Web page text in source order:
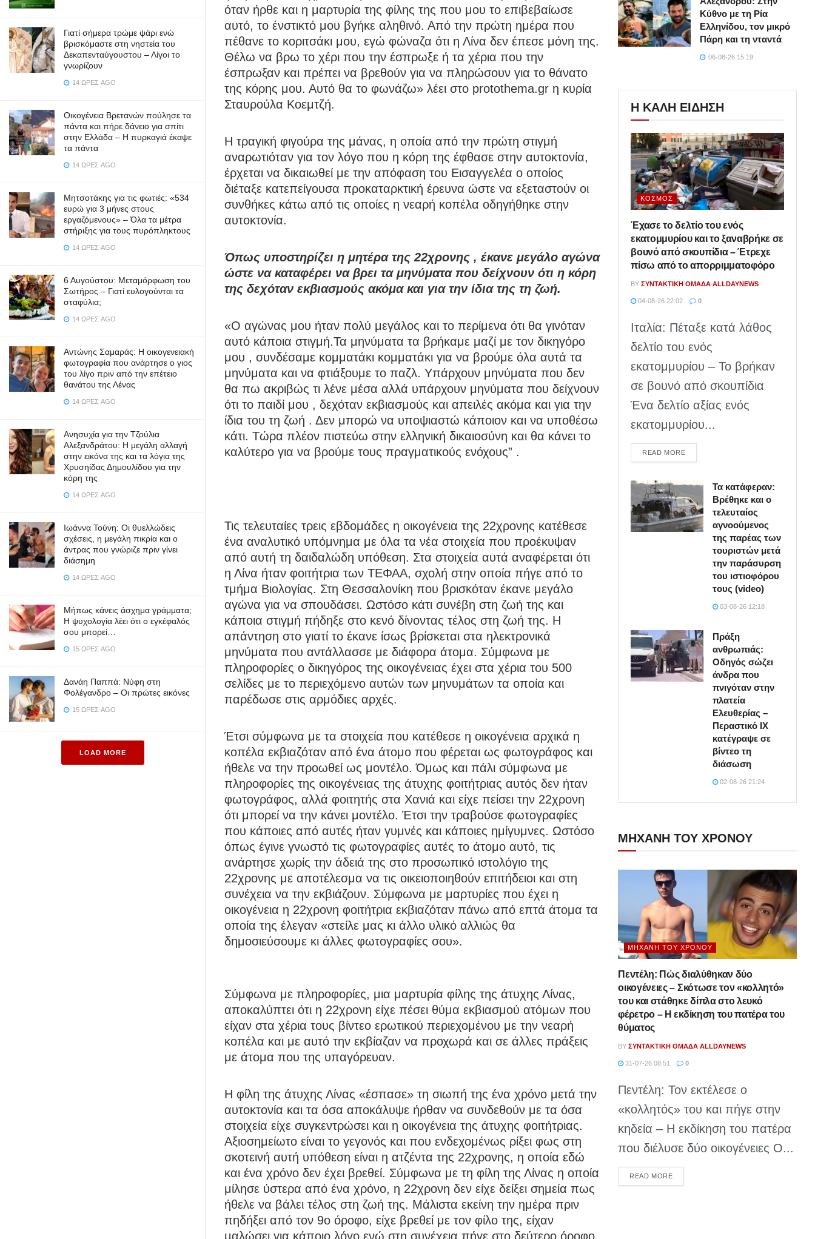
Γιατί σήμερα τρώμε ψάρι ενώ
βρισκόμαστε στη νηστεία του
Δεκαπενταύγουστου – Λίγοι το
γνωρίζουν
14 ΏΡΕΣ AGO
Οικογένεια Βρετανών πούλησε τα
πάντα και πήρε δάνειο για σπίτι
στην Ελλάδα – Η πυρκαγιά έκαψε
τα πάντα
14 ΏΡΕΣ AGO
Μητσοτάκης για τις φωτιές: «534
ευρώ για 3 μήνες στους
εργαζόμενους» – Όλα τα μέτρα
στήριξης για τους πυρόπληκτους
14 ΏΡΕΣ AGO
6 Αυγούστου: Μεταμόρφωση του
Σωτήρος – Γιατί ευλογούνται τα
σταφύλια;
14 ΏΡΕΣ AGO
Αντώνης Σαμαράς: Η οικογενειακή
φωτογραφία που ανάρτησε ο γιος
του λίγο πριν από την επέτειο
θανάτου της Λένας
14 ΏΡΕΣ AGO
Ανησυχία για την Τζούλια
Αλεξανδράτου: Η μεγάλη αλλαγή
στην εικόνα της και τα λόγια της
Χρυσηίδας Δημουλίδου για την
κόρη της
14 ΏΡΕΣ AGO
Ιωάννα Τούνη: Οι θυελλώδεις
σχέσεις, η μεγάλη πικρία και ο
άντρας που γνώριζε πριν γίνει
διάσημη
14 ΏΡΕΣ AGO
Μήπως κάνεις άσχημα γράμματα;
Η ψυχολογία λέει ότι ο εγκέφαλός
σου μπορεί…
15 ΏΡΕΣ AGO
Δανάη Παππά: Νύφη στη
Φολέγανδρο – Οι πρώτες εικόνες
15 ΏΡΕΣ AGO
LOAD MORE
όταν ήρθε και η μαρτυρία της φίλης της που μου το επιβεβαίωσε
αυτό, το ένστικτό μου βγήκε αληθινό. Από την πρώτη ημέρα που
πέθανε το κοριτσάκι μου, εγώ φώναζα ότι η Λίνα δεν έπεσε μόνη της.
Θέλω να βρω το χέρι που την έσπρωξε ή τα χέρια που την
έσπρωξαν και πρέπει να βρεθούν για να πληρώσουν για το θάνατο
της κόρης μου. Αυτό θα το φωνάζω» λέει στο protothema.gr η κυρία
Σταυρούλα Κοεμτζή.
Η τραγική φιγούρα της μάνας, η οποία από την πρώτη στιγμή
αναρωτιόταν για τον λόγο που η κόρη της έφθασε στην αυτοκτονία,
έρχεται να δικαιωθεί με την απόφαση του Εισαγγελέα ο οποίος
διέταξε κατεπείγουσα προκαταρκτική έρευνα ώστε να εξεταστούν οι
συνθήκες κάτω από τις οποίες η νεαρή κοπέλα οδηγήθηκε στην
αυτοκτονία.
Όπως υποστηρίζει η μητέρα της 22χρονης , έκανε μεγάλο αγώνα
ώστε να καταφέρει να βρει τα μηνύματα που δείχνουν ότι η κόρη
της δεχόταν εκβιασμούς ακόμα και για την ίδια της τη ζωή.
«Ο αγώνας μου ήταν πολύ μεγάλος και το περίμενα ότι θα γινόταν
αυτό κάποια στιγμή.Τα μηνύματα τα βρήκαμε μαζί με τον δικηγόρο
μου , συνδέσαμε κομματάκι κομματάκι για να βρούμε όλα αυτά τα
μηνύματα και να φτιάξουμε το παζλ. Υπάρχουν μηνύματα που δεν
θα πω ακριβώς τι λένε μέσα αλλά υπάρχουν μηνύματα που δείχνουν
ότι το παιδί μου , δεχόταν εκβιασμούς και απειλές ακόμα και για την
ίδια του τη ζωή . Δεν μπορώ να υποψιαστώ κάποιον και να υποθέσω
κάτι. Τώρα πλέον πιστεύω στην ελληνική δικαιοσύνη και θα κάνει το
καλύτερο για να βρούμε τους πραγματικούς ενόχους” .
Τις τελευταίες τρεις εβδομάδες η οικογένεια της 22χρονης κατέθεσε
ένα αναλυτικό υπόμνημα με όλα τα νέα στοιχεία που προέκυψαν
από αυτή τη δαιδαλώδη υπόθεση. Στα στοιχεία αυτά αναφέρεται ότι
η Λίνα ήταν φοιτήτρια των ΤΕΦΑΑ, σχολή στην οποία πήγε από το
τμήμα Βιολογίας. Στη Θεσσαλονίκη που βρισκόταν έκανε μεγάλο
αγώνα για να σπουδάσει. Ωστόσο κάτι συνέβη στη ζωή της και
κάποια στιγμή πήδηξε στο κενό δίνοντας τέλος στη ζωή της. Η
απάντηση στο γιατί το έκανε ίσως βρίσκεται στα ηλεκτρονικά
μηνύματα που αντάλλασσε με διάφορα άτομα. Σύμφωνα με
πληροφορίες ο δικηγόρος της οικογένειας έχει στα χέρια του 500
σελίδες με το περιεχόμενο αυτών των μηνυμάτων τα οποία και
παρέδωσε στις αρμόδιες αρχές.
Έτσι σύμφωνα με τα στοιχεία που κατέθεσε η οικογένεια αρχικά η
κοπέλα εκβιαζόταν από ένα άτομο που φέρεται ως φωτογράφος και
ήθελε να την προωθεί ως μοντέλο. Όμως και πάλι σύμφωνα με
πληροφορίες της οικογένειας της άτυχης φοιτήτριας αυτός δεν ήταν
φωτογράφος, αλλά φοιτητής στα Χανιά και είχε πείσει την 22χρονη
ότι μπορεί να την κάνει μοντέλο. Έτσι την τραβούσε φωτογραφίες
που κάποιες από αυτές ήταν γυμνές και κάποιες ημίγυμνες. Ωστόσο
όπως έγινε γνωστό τις φωτογραφίες αυτές το άτομο αυτό, τις
ανάρτησε χωρίς την άδειά της στο προσωπικό ιστολόγιο της
22χρονης με αποτέλεσμα να τις οικειοποιηθούν επιτήδειοι και στη
συνέχεια να την εκβιάζουν. Σύμφωνα με μαρτυρίες που έχει η
οικογένεια η 22χρονη φοιτήτρια εκβιαζόταν πάνω από επτά άτομα τα
οποία της έλεγαν «στείλε μας κι άλλο υλικό αλλιώς θα
δημοσιεύσουμε κι άλλες φωτογραφίες σου».
Σύμφωνα με πληροφορίες, μια μαρτυρία φίλης της άτυχης Λίνας,
αποκαλύπτει ότι η 22χρονη είχε πέσει θύμα εκβιασμού ατόμων που
είχαν στα χέρια τους βίντεο ερωτικού περιεχομένου με την νεαρή
κοπέλα και με αυτό την εκβίαζαν να προχωρά και σε άλλες πράξεις
με άτομα που της υπαγόρευαν.
Η φίλη της άτυχης Λίνας «έσπασε» τη σιωπή της ένα χρόνο μετά την
αυτοκτονία και τα όσα αποκάλυψε ήρθαν να συνδεθούν με τα όσα
στοιχεία είχε συγκεντρώσει και η οικογένεια της άτυχης φοιτήτριας.
Αξιοσημείωτο είναι το γεγονός και που ενδεχομένως ρίξει φως στη
σκοτεινή αυτή υπόθεση είναι η ατζέντα της 22χρονης, η οποία εδώ
και ένα χρόνο δεν έχει βρεθεί. Σύμφωνα με τη φίλη της Λίνας η οποία
μίλησε ύστερα από ένα χρόνο, η 22χρονη δεν είχε δείξει σημεία πως
ήθελε να βάλει τέλος στη ζωή της. Μάλιστα εκείνη την ημέρα πριν
πηδήξει από τον 9ο όροφο, είχε βρεθεί με τον φίλο της, είχαν
μαλώσει για κάποιο λόγο ενώ στη συνέχεια πήγε στο δεύτερο όροφο
Κύθνο με τη Ρία
Ελληνίδου, τον μικρό
Πάρη και τη νταντά
06-08-26 15:19
Η ΚΑΛΗ ΕΙΔΗΣΗ
ΚΌΣΜΟΣ
Έχασε το δελτίο του ενός
εκατομμυρίου και το ξαναβρήκε σε
βουνό από σκουπίδια – Έτρεχε
πίσω από το απορριμματοφόρο
BY ΣΥΝΤΑΚΤΙΚΉ ΟΜΆΔΑ ALLDAYNEWS
04-08-26 22:02 0
Ιταλία: Πέταξε κατά λάθος
δελτίο του ενός
εκατομμυρίου – Το βρήκαν
σε βουνό από σκουπίδια
Ένα δελτίο αξίας ενός
εκατομμυρίου...
READ MOREDETAILS
Τα κατάφεραν:
Βρέθηκε και ο
τελευταίος
αγνοούμενος
της παρέας των
τουριστών μετά
την παράσυρση
του ιστιοφόρου
τους (video)
03-08-26 12:18
Πράξη
ανθρωπιάς:
Οδηγός σώζει
άνδρα που
πνιγόταν στην
πλατεία
Ελευθερίας –
Περαστικό ΙΧ
κατέγραψε σε
βίντεο τη
διάσωση
02-08-26 21:24
ΜΗΧΑΝΗ ΤΟΥ ΧΡΟΝΟΥ
ΜΗΧΑΝΉ ΤΟΥ ΧΡΌΝΟΥ
Πεντέλη: Πώς διαλύθηκαν δύο
οικογένειες – Σκότωσε τον «κολλητό»
του και στάθηκε δίπλα στο λευκό
φέρετρο – Η εκδίκηση του πατέρα του
θύματος
BY ΣΥΝΤΑΚΤΙΚΉ ΟΜΆΔΑ ALLDAYNEWS
31-07-26 08:51 0
Πεντέλη: Τον εκτέλεσε ο
«κολλητός» του και πήγε στην
κηδεία – Η εκδίκηση του πατέρα
που διέλυσε δύο οικογένειες Ο...
READ MOREDETAILS